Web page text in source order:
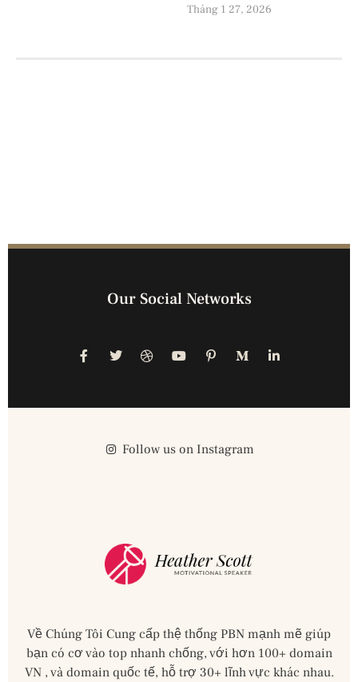
Tháng 1 27, 2026
Our Social Networks
Follow us on Instagram
Về Chúng Tôi Cung cấp thệ thống PBN mạnh mẽ giúp
bạn có cơ vào top nhanh chống, với hơn 100+ domain
VN , và domain quốc tế, hỗ trợ 30+ lĩnh vực khác nhau.